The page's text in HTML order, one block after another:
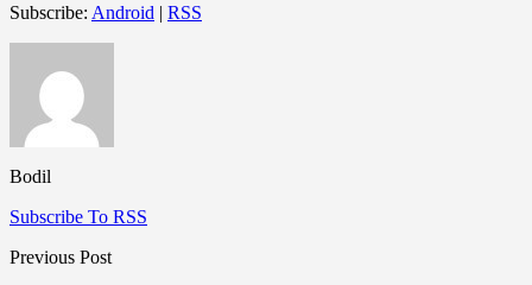
Subscribe: Android | RSS
Bodil
Subscribe To RSS
Previous Post